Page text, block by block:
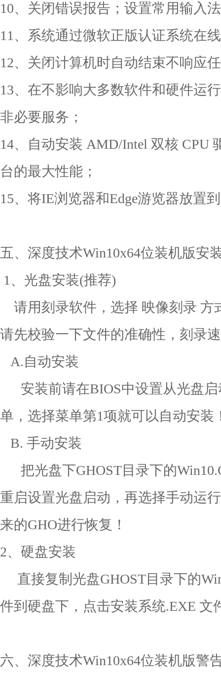
10、关闭错误报告；设置常用输入
11、系统通过微软正版认证系统在
12、关闭计算机时自动结束不响应
13、在不影响大多数软件和硬件运
非必要服务；
14、自动安装 AMD/Intel 双核 CPU
台的最大性能；
15、将IE浏览器和Edge游览器放置
五、深度技术Win10x64位装机版安
1、光盘安装(推荐)
请用刻录软件，选择 映像刻录 方
请先校验一下文件的准确性，刻录
A.自动安装
安装前请在BIOS中设置从光盘启
单，选择菜单第1项就可以自动
B. 手动安装
把光盘下GHOST目录下的
重启设置光盘启动，再选择手动运
来的GHO进行恢复！
2、硬盘安装
直接复制光盘GHOST目录下的
件到硬盘下，点击安装系统.EXE 文
六、深度技术Win10x64位装机版警